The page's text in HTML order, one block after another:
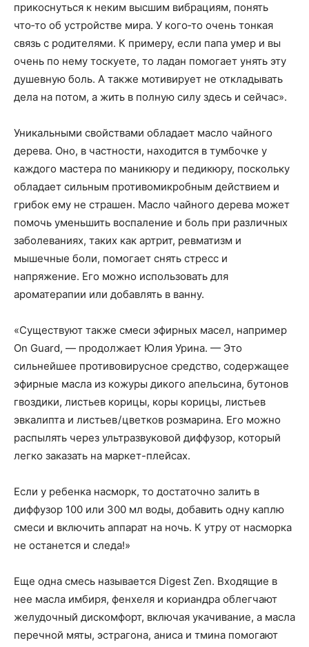
прикоснуться к неким высшим вибрациям, понять
что‑то об устройстве мира. У кого‑то очень тонкая
связь с родителями. К примеру, если папа умер и вы
очень по нему тоскуете, то ладан помогает унять эту
душевную боль. А также мотивирует не откладывать
дела на потом, а жить в полную силу здесь и сейчас».
Уникальными свойствами обладает масло чайного
дерева. Оно, в частности, находится в тумбочке у
каждого мастера по маникюру и педикюру, поскольку
обладает сильным противомикробным действием и
грибок ему не страшен. Масло чайного дерева может
помочь уменьшить воспаление и боль при различных
заболеваниях, таких как артрит, ревматизм и
мышечные боли, помогает снять стресс и
напряжение. Его можно использовать для
ароматерапии или добавлять в ванну.
«Существуют также смеси эфирных масел, например
On Guard, — продолжает Юлия Урина. — Это
сильнейшее противовирусное средство, содержащее
эфирные масла из кожуры дикого апельсина, бутонов
гвоздики, листьев корицы, коры корицы, листьев
эвкалипта и листьев / цветков розмарина. Его можно
распылять через ультразвуковой диффузор, который
легко заказать на маркет-плейсах.
Если у ребенка насморк, то достаточно залить в
диффузор 100 или 300 мл воды, добавить одну каплю
смеси и включить аппарат на ночь. К утру от насморка
не останется и следа!»
Еще одна смесь называется Digest Zen. Входящие в
нее масла имбиря, фенхеля и кориандра облегчают
желудочный дискомфорт, включая укачивание, а масла
перечной мяты, эстрагона, аниса и тмина помогают